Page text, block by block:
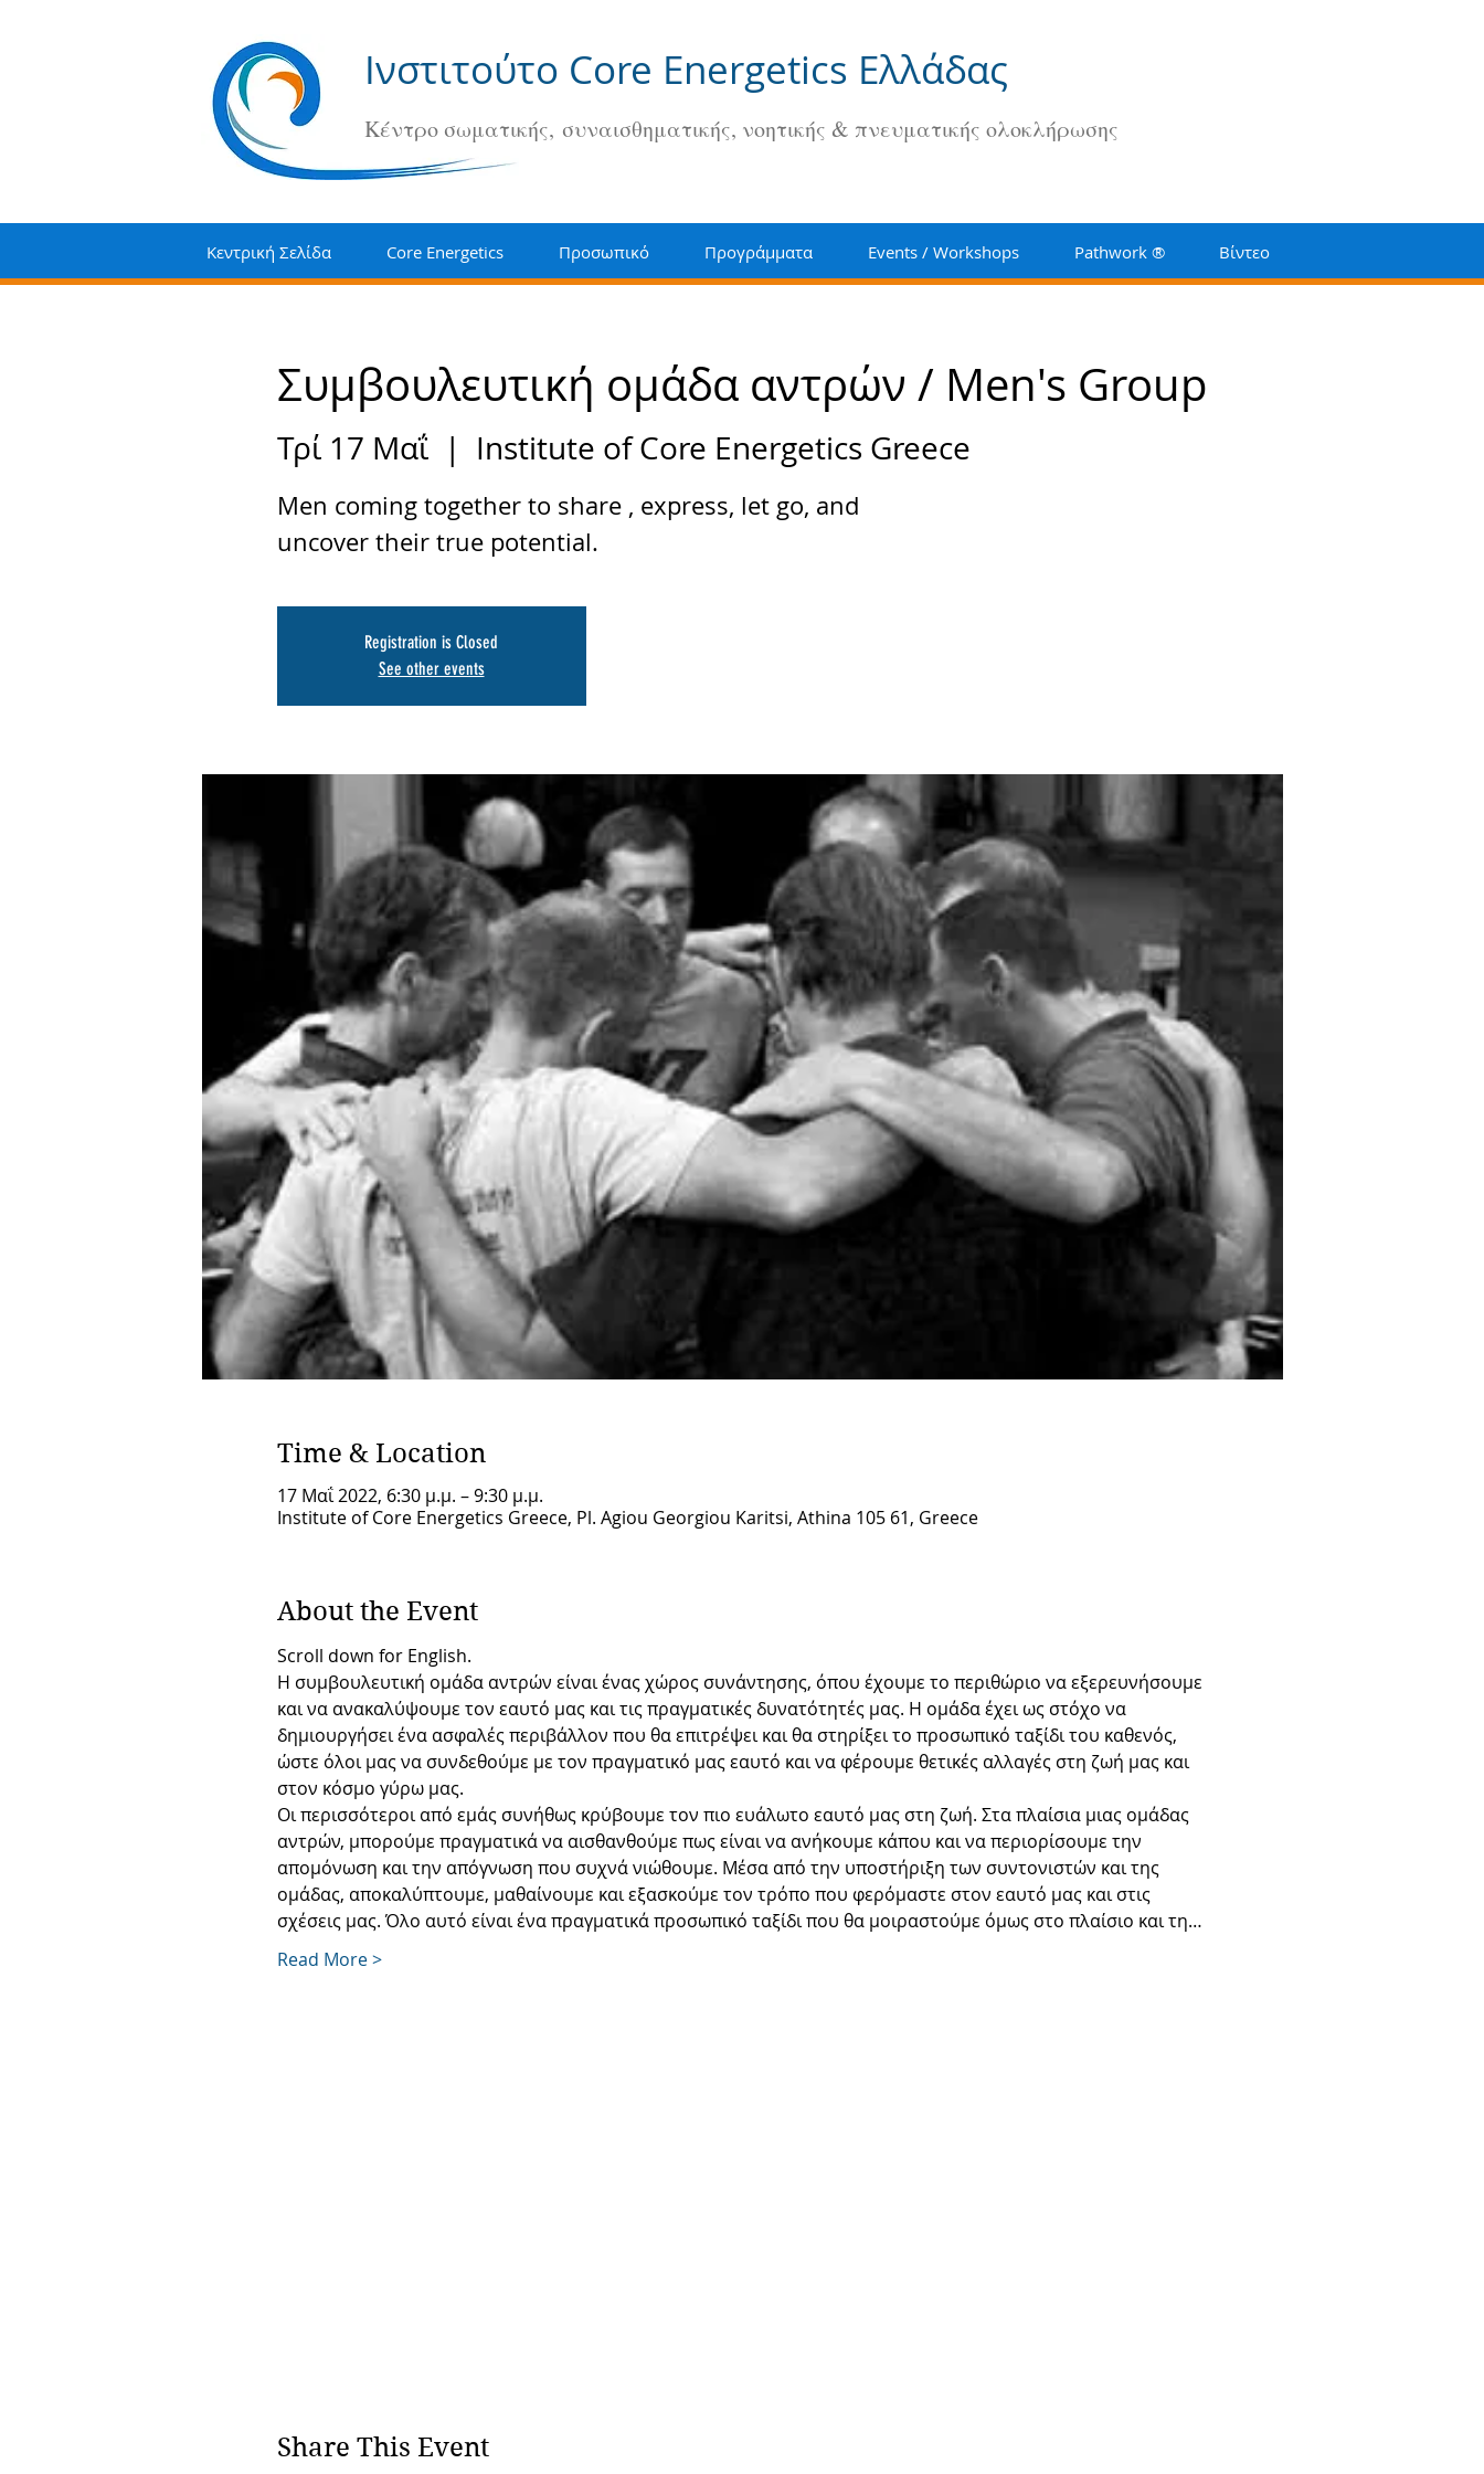
Κέντρο σωματικής, συναισθηματικής, νοητικής & πνευματικής ολοκλήρωσης
Ινστιτούτο Core Energetics Ελλάδας
Κεντρική Σελίδα Core Energetics Προσωπικό Προγράμματα Events / Workshops Pathwork ® Βίντεο
Συμβουλευτική ομάδα αντρών / Men's Group
Τρί 17 Μαΐ
  |
Institute of Core Energetics Greece
Men coming together to share , express, let go, and
uncover their true potential.
Registration is Closed
See other events
Time & Location
17 Μαΐ 2022, 6:30 μ.μ. – 9:30 μ.μ.
Institute of Core Energetics Greece, Pl. Agiou Georgiou Karitsi, Athina 105 61, Greece
About the Event
Scroll down for English.
Η συμβουλευτική ομάδα αντρών είναι ένας χώρος συνάντησης, όπου έχουμε το περιθώριο να εξερευνήσουμε
και να ανακαλύψουμε τον εαυτό μας και τις πραγματικές δυνατότητές μας. Η ομάδα έχει ως στόχο να
δημιουργήσει ένα ασφαλές περιβάλλον που θα επιτρέψει και θα στηρίξει το προσωπικό ταξίδι του καθενός,
ώστε όλοι μας να συνδεθούμε με τον πραγματικό μας εαυτό και να φέρουμε θετικές αλλαγές στη ζωή μας και
στον κόσμο γύρω μας.
Οι περισσότεροι από εμάς συνήθως κρύβουμε τον πιο ευάλωτο εαυτό μας στη ζωή. Στα πλαίσια μιας ομάδας
αντρών, μπορούμε πραγματικά να αισθανθούμε πως είναι να ανήκουμε κάπου και να περιορίσουμε την
απομόνωση και την απόγνωση που συχνά νιώθουμε. Μέσα από την υποστήριξη των συντονιστών και της
ομάδας, αποκαλύπτουμε, μαθαίνουμε και εξασκούμε τον τρόπο που φερόμαστε στον εαυτό μας και στις
σχέσεις μας. Όλο αυτό είναι ένα πραγματικά προσωπικό ταξίδι που θα μοιραστούμε όμως στο πλαίσιο και τη…
Read More >
Share This Event